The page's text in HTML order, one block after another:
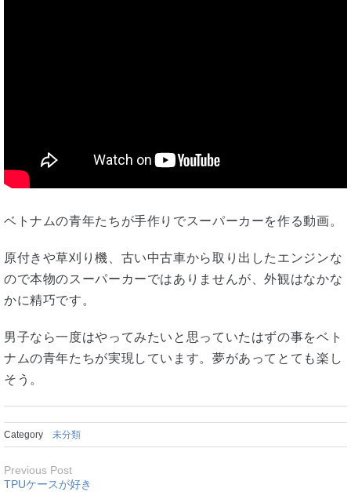
ベトナムの青年たちが手作りでスーパーカーを作る動画。
原付きや草刈り機、古い中古車から取り出したエンジンな
ので本物のスーパーカーではありませんが、外観はなかな
かに精巧です。
男子なら一度はやってみたいと思っていたはずの事をベト
ナムの青年たちが実現しています。夢があってとても楽し
そう。
Category 未分類
Previous Post
TPUケースが好き